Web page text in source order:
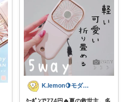
K.lemon🍋モダン+家事楽+🐶